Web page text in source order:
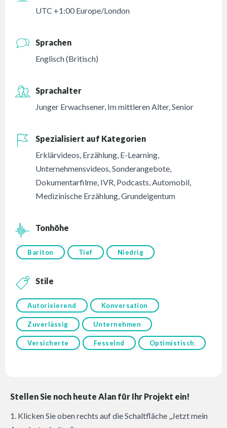
UTC +1:00 Europe/London
Sprachen
Englisch (Britisch)
Sprachalter
Junger Erwachsener, Im mittleren Alter,Senior
Spezialisiert auf Kategorien
Erklärvideos, Erzählung, E-Learning,
Unternehmensvideos,Sonderangebote,
Dokumentarfilme, IVR, Podcasts,Automobil,
Medizinische Erzählung,Grundeigentum
Tonhöhe
Bariton Tief Niedrig
Stile
Autorisierend Konversation
Zuverlässig Unternehmen
Versicherte Fesselnd Optimistisch
Stellen Sie noch heute Alan für Ihr Projekt ein!
1. Klicken Sie oben rechts auf die Schaltfläche „Jetzt mein